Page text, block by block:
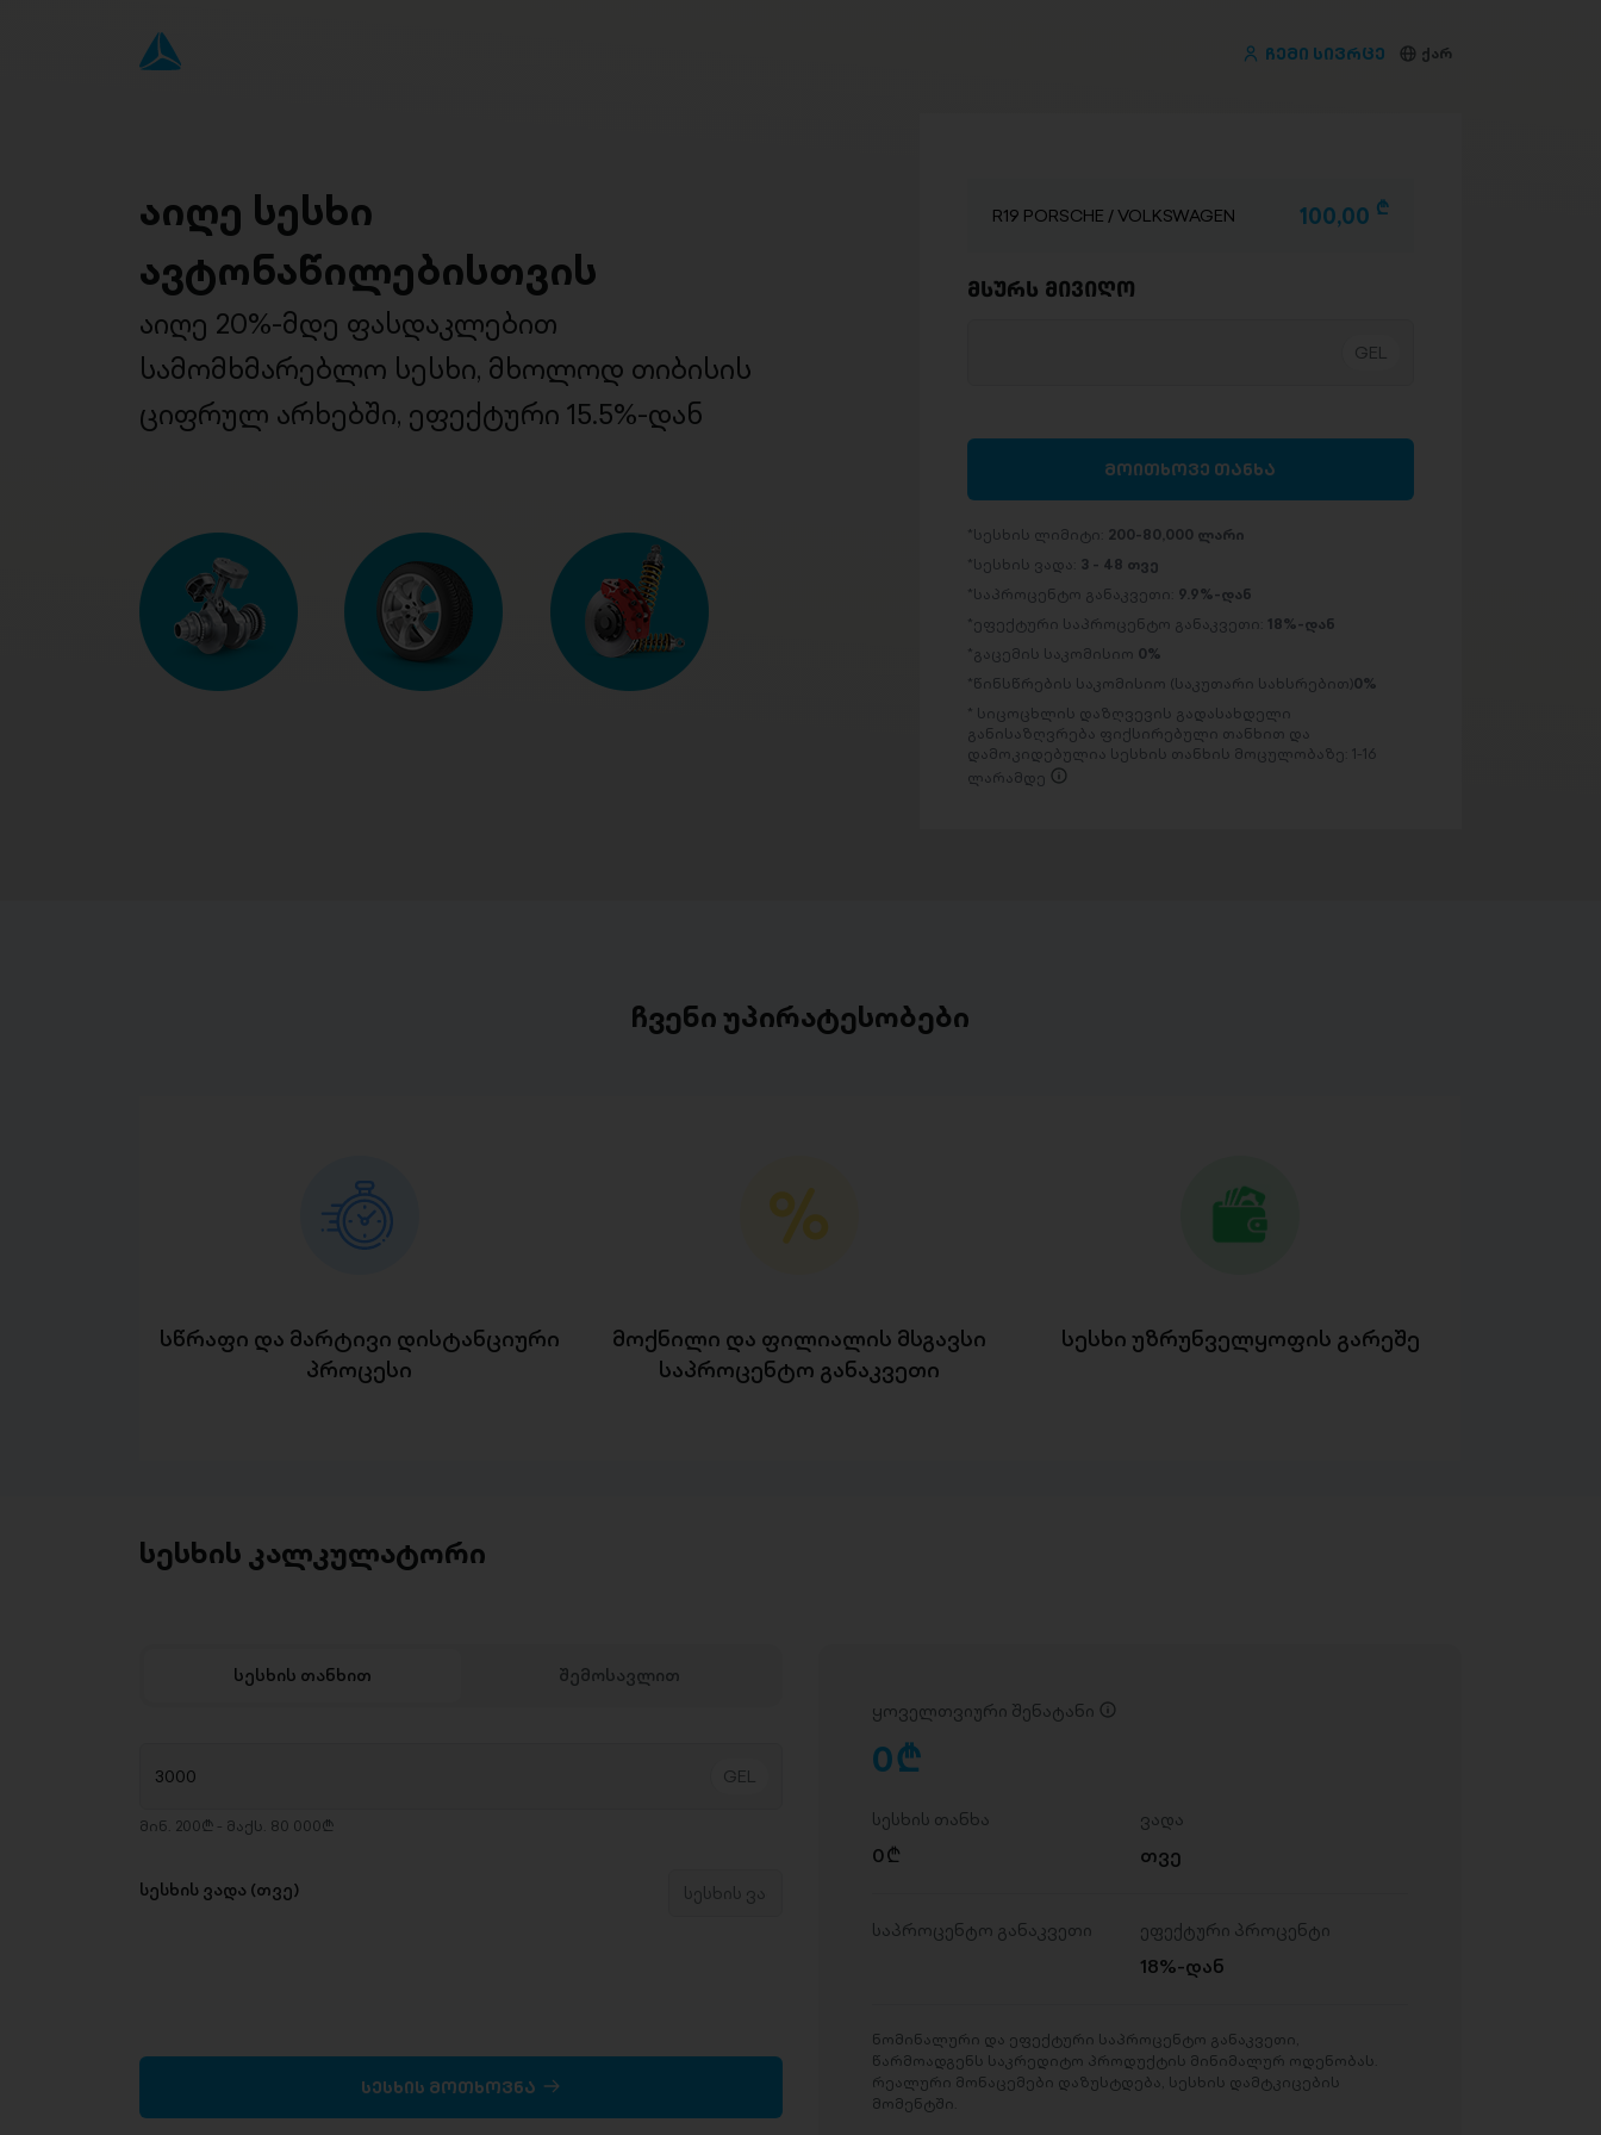
ჩემი სივრცე ქარ
აიღე სესხი
ავტონაწილებისთვის
აიღე 20%-მდე ფასდაკლებით
სამომხმარებლო სესხი, მხოლოდ თიბისის
ციფრულ არხებში, ეფექტური 15.5%-დან
R19 PORSCHE / VOLKSWAGEN 100,00 D
მსურს მივიღო
მოითხოვე თანხა
სესხის ლიმიტი: 200-80,000 ლარი
სესხის ვადა: 3 - 48 თვე
საპროცენტო განაკვეთი: 9.9%-დან
ეფექტური საპროცენტო განაკვეთი: 18%-დან
გაცემის საკომისიო 0%
წინსწრების საკომისიო (საკუთარი სახსრებით)0%
სიცოცხლის დაზღვევის გადასახდელი
განისაზღვრება ფიქსირებული თანხით და
დამოკიდებულია სესხის თანხის მოცულობაზე: 1-16
ლარამდე
ჩვენი უპირატესობები
სწრაფი და მარტივი დისტანციური
პროცესი
მოქნილი და ფილიალის მსგავსი
საპროცენტო განაკვეთი
სესხი უზრუნველყოფის გარეშე
სესხის კალკულატორი
სესხის თანხით შემოსავლით
მინ. 200₾ - მაქს. 80 000₾
სესხის ვადა (თვე)
ყოველთვიური შენატანი
0D
სესხის თანხა
0D
ვადა
თვე
საპროცენტო განაკვეთი ეფექტური პროცენტი
18%-დან
ნომინალური და ეფექტური საპროცენტო განაკვეთი,
წარმოადგენს საკრედიტო პროდუქტის მინიმალურ ოდენობას.
რეალური მონაცემები დაზუსტდება, სესხის დამტკიცების
მომენტში.
სესხის მოთხოვნა